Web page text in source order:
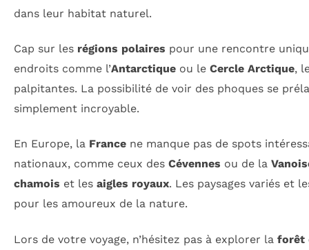
dans leur habitat naturel.
Cap sur les régions polaires pour une rencontre
endroits comme l’Antarctique ou le Cercle Arctique,
palpitantes. La possibilité de voir des phoques se
simplement incroyable.
En Europe, la France ne manque pas de spots
nationaux, comme ceux des Cévennes ou de la
chamois et les aigles royaux. Les paysages variés et
pour les amoureux de la nature.
Lors de votre voyage, n’hésitez pas à explorer la forêt